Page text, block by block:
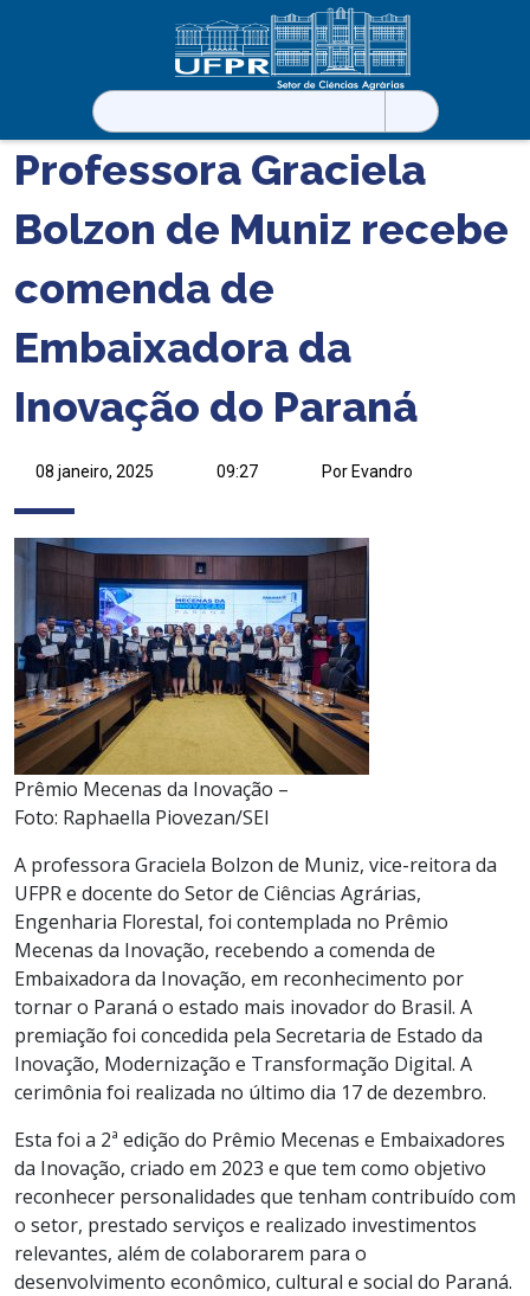
Pesquisar
por:
Professora Graciela
Bolzon de Muniz recebe
comenda de
Embaixadora da
Inovação do Paraná
08 janeiro, 2025 09:27 Por Evandro
Prêmio Mecenas da Inovação –
Foto: Raphaella Piovezan/SEI
A professora Graciela Bolzon de Muniz, vice-reitora da
UFPR e docente do Setor de Ciências Agrárias,
Engenharia Florestal, foi contemplada no Prêmio
Mecenas da Inovação, recebendo a comenda de
Embaixadora da Inovação, em reconhecimento por
tornar o Paraná o estado mais inovador do Brasil. A
premiação foi concedida pela Secretaria de Estado da
Inovação, Modernização e Transformação Digital. A
cerimônia foi realizada no último dia 17 de dezembro.
Esta foi a 2ª edição do Prêmio Mecenas e Embaixadores
da Inovação, criado em 2023 e que tem como objetivo
reconhecer personalidades que tenham contribuído com
o setor, prestado serviços e realizado investimentos
relevantes, além de colaborarem para o
desenvolvimento econômico, cultural e social do Paraná.